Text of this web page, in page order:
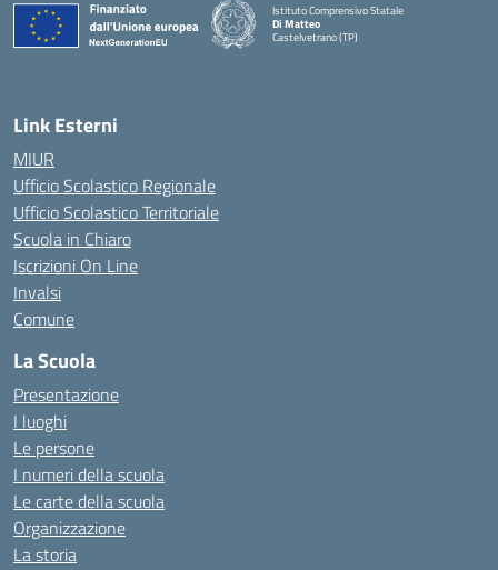
Istituto Comprensivo Statale
Di Matteo
Castelvetrano (TP)
Link Esterni
MIUR
Ufficio Scolastico Regionale
Ufficio Scolastico Territoriale
Scuola in Chiaro
Iscrizioni On Line
Invalsi
Comune
La Scuola
Presentazione
I luoghi
Le persone
I numeri della scuola
Le carte della scuola
Organizzazione
La storia